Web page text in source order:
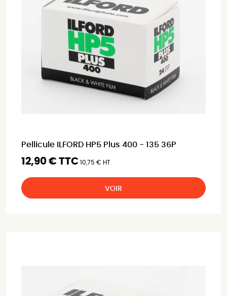
Pellicule ILFORD HP5 Plus 400 - 135 36P
12,90 € TTC 10,75 € HT
VOIR